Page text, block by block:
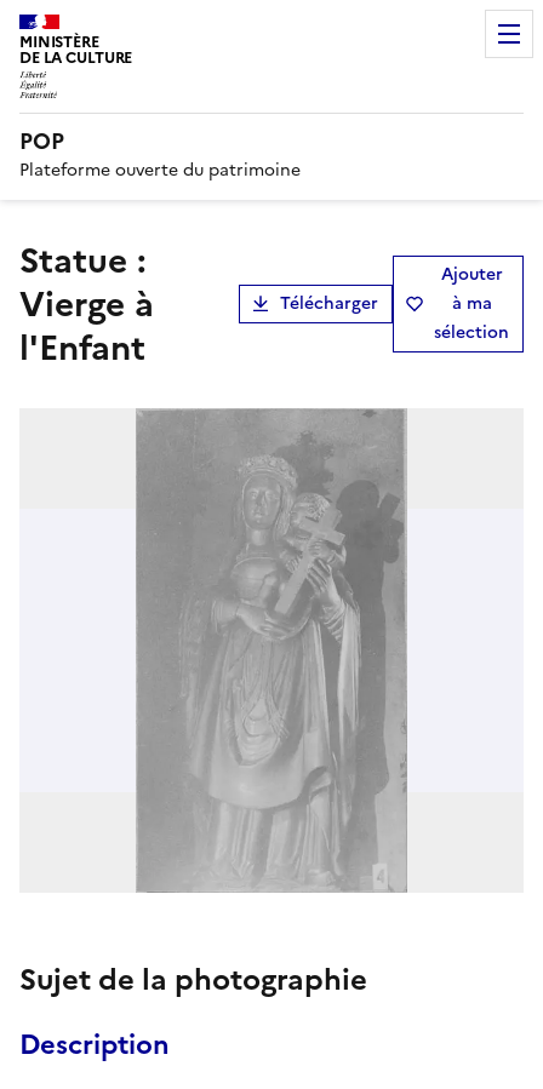
MINISTÈRE
DE LA CULTURE
POP
Plateforme ouverte du patrimoine
statue :
Vierge à
l'Enfant
Télécharger
Ajouter
à ma
sélection
Sujet de la photographie
Description